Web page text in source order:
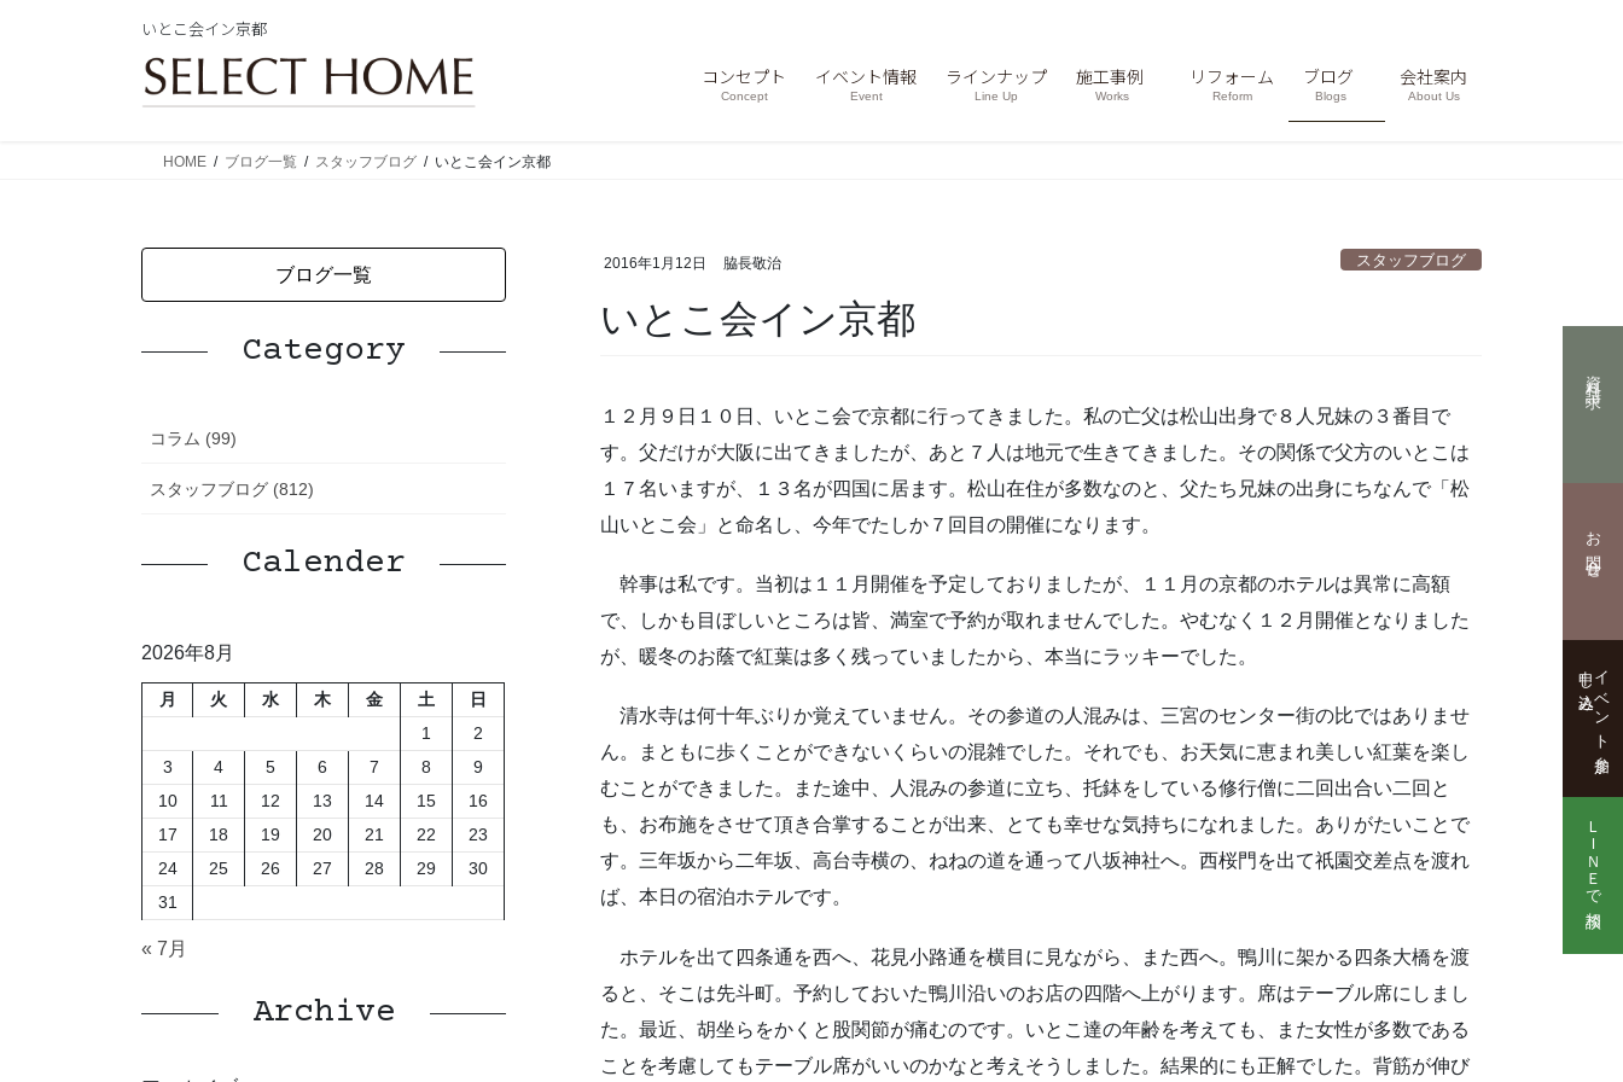
いとこ会イン京都
コンセプト
Concept
イベント情報
Event
ラインナップ
Line Up
施工事例
Works
リフォーム
Reform
ブログ
Blogs
会社案内
About Us
HOME ブログ一覧 スタッフブログ いとこ会イン京都
2016年1月12日 脇長敬治 スタッフブログ
いとこ会イン京都
１２月９日１０日、いとこ会で京都に行ってきました。私の亡父は松山出身で８人兄妹の３番目で
す。父だけが大阪に出てきましたが、あと７人は地元で生きてきました。その関係で父方のいとこは
１７名いますが、１３名が四国に居ます。松山在住が多数なのと、父たち兄妹の出身にちなんで「松
山いとこ会」と命名し、今年でたしか７回目の開催になります。
幹事は私です。当初は１１月開催を予定しておりましたが、１１月の京都のホテルは異常に高額
で、しかも目ぼしいところは皆、満室で予約が取れませんでした。やむなく１２月開催となりました
が、暖冬のお蔭で紅葉は多く残っていましたから、本当にラッキーでした。
清水寺は何十年ぶりか覚えていません。その参道の人混みは、三宮のセンター街の比ではありませ
ん。まともに歩くことができないくらいの混雑でした。それでも、お天気に恵まれ美しい紅葉を楽し
むことができました。また途中、人混みの参道に立ち、托鉢をしている修行僧に二回出合い二回と
も、お布施をさせて頂き合掌することが出来、とても幸せな気持ちになれました。ありがたいことで
す。三年坂から二年坂、高台寺横の、ねねの道を通って八坂神社へ。西桜門を出て祇園交差点を渡れ
ば、本日の宿泊ホテルです。
ホテルを出て四条通を西へ、花見小路通を横目に見ながら、また西へ。鴨川に架かる四条大橋を渡
ると、そこは先斗町。予約しておいた鴨川沿いのお店の四階へ上がります。席はテーブル席にしまし
た。最近、胡坐らをかくと股関節が痛むのです。いとこ達の年齢を考えても、また女性が多数である
ことを考慮してもテーブル席がいいのかなと考えそうしました。結果的にも正解でした。背筋が伸び
ブログ一覧
Category
コラム (99)
スタッフブログ (812)
Calender
2026年8月
月 火 水 木 金 土
日
1
2
3
4 5 6 7 8
9
10
11 12 13 14 15
16
17
18 19 20 21 22
23
24
25 26 27 28 29
30
31
« 7月
Archive
資料請求
お問合せ
イベント参加
申し込み
ＬＩＮＥで相談